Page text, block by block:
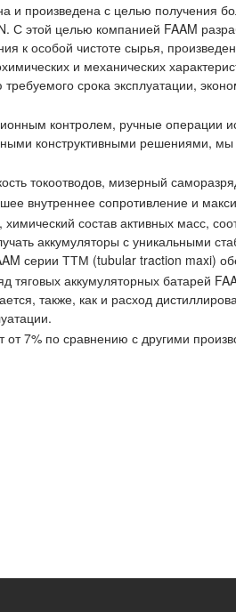
произведена с целью получения
С этой целью компанией FAAM
особой чистоте сырья,
и механических
срока эксплуатации,
контролем, ручные операции
конструктивными решениями,
токоотводов, мизерный
внутреннее сопротивление и
состав активных масс,
аккумуляторы с уникальными
серии ТТМ (tubular traction maxi)
аккумуляторных батарей
также, как и расход
от 7% по сравнению с другими